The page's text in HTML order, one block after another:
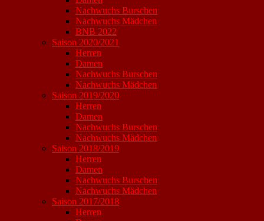
Nachwuchs Burschen
Nachwuchs Mädchen
BNB 2022
Saison 2020/2021
Herren
Damen
Nachwuchs Burschen
Nachwuchs Mädchen
Saison 2019/2020
Herren
Damen
Nachwuchs Burschen
Nachwuchs Mädchen
Saison 2018/2019
Herren
Damen
Nachwuchs Burschen
Nachwuchs Mädchen
Saison 2017/2018
Herren